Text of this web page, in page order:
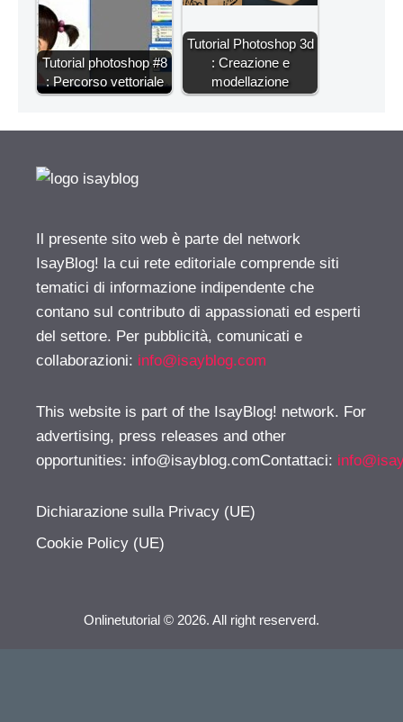
Tutorial photoshop #8
: Percorso vettoriale
Tutorial Photoshop 3d
: Creazione e
modellazione
Il presente sito web è parte del network
IsayBlog! la cui rete editoriale comprende siti
tematici di informazione indipendente che
contano sul contributo di appassionati ed esperti
del settore. Per pubblicità, comunicati e
collaborazioni: info@isayblog.com
This website is part of the IsayBlog! network. For
advertising, press releases and other
opportunities: info@isayblog.comContattaci:
Dichiarazione sulla Privacy (UE)
Cookie Policy (UE)
Onlinetutorial © 2026. All right reserverd.